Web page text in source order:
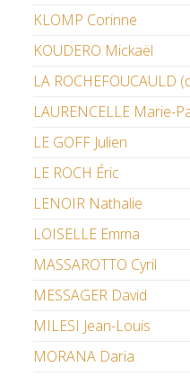
KLOMP Corinne
KOUDERO Mickaël
LA ROCHEFOUCAULD
LAURENCELLE Marie-
LE GOFF Julien
LE ROCH Éric
LENOIR Nathalie
LOISELLE Emma
MASSAROTTO Cyril
MESSAGER David
MILESI Jean-Louis
MORANA Daria